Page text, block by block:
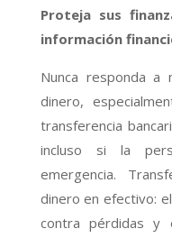
Proteja sus
información
Nunca responda a
dinero,
transferencia
incluso si la
emergencia.
dinero en efectivo:
contra pérdidas y